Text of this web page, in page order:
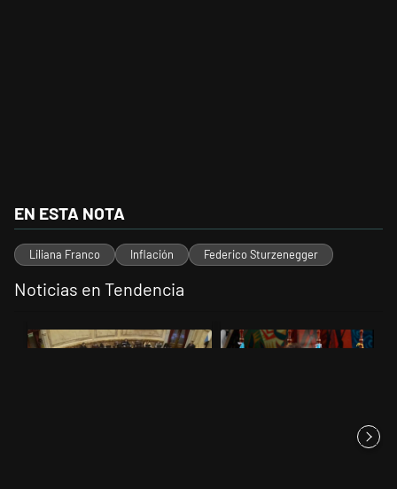
EN ESTA NOTA
Liliana Franco Inflación Federico Sturzenegger
Noticias en Tendencia
Un artículo de tendencia con el título "El Senado dio media sanción
Un artículo de tendencia con el